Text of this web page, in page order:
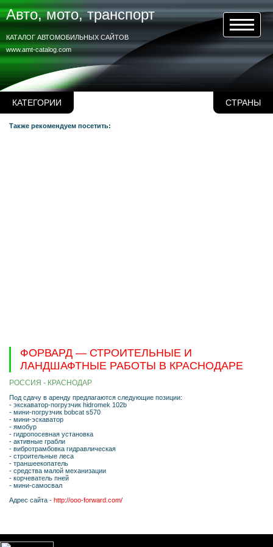
КАТЕГОРИИ СТРАНЫ
Авто, мото, транспорт
www.amt-catalog.com
КАТАЛОГ АВТОМОБИЛЬНЫХ САЙТОВ
Также рекомендуем посетить:
ФОРВАРД — СТРОИТЕЛЬНЫЕ И
ЛАНДШАФТНЫЕ РАБОТЫ В КРАСНОДАРЕ
РОССИЯ - КРАСНОДАР
Под сдачу в аренду предлагаются следующие позиции:
- экскаватор-погрузчик hidromek 102b
- мини-погрузчик bobcat s570
- мини-эскаватор
- ямобур
- гидропосевная установка
- активные грабли
- вибротрамбовка гидравлическая
- строительные леса
- траншеекопатель
- средства малой механизации
- корчеватель пней
- мини-самосвал
Адрес сайта - http://ooo-forward.com/